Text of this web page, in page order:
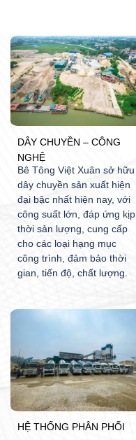
DÂY CHUYỀN – CÔNG
NGHỆ
Bê Tông Việt Xuân sở hữu
dây chuyền sản xuất hiện
đại bậc nhất hiện nay, với
công suất lớn, đáp ứng kịp
thời sản lượng, cung cấp
cho các loại hạng mục
công trình, đảm bảo thời
gian, tiến độ, chất lượng.
HỆ THỐNG PHÂN PHỐI